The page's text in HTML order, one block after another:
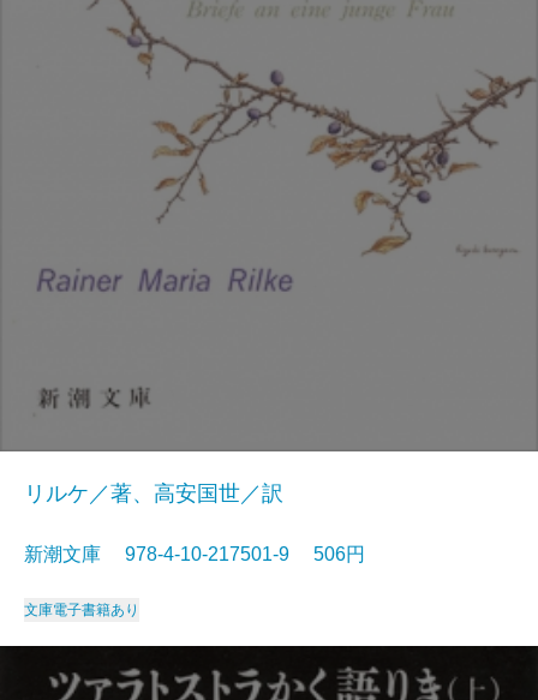
リルケ／著、高安国世／訳
新潮文庫 978-4-10-217501-9 506円
文庫電子書籍あり